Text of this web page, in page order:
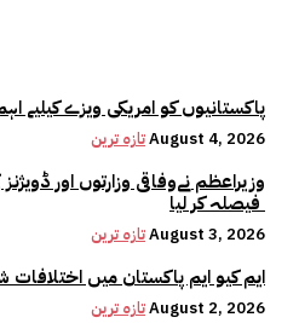
پاکستانیوں کو امریکی ویزے کیلیے
تازہ ترینAugust 4, 2026
وزیراعظم نےوفاقی وزارتوں اور
تازہ ترینAugust 3, 2026
ایم کیو ایم پاکستان میں اختلافات
تازہ ترینAugust 2, 2026